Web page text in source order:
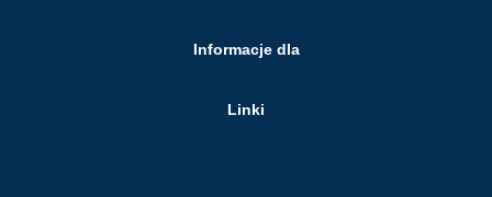
Informacje dla
Linki